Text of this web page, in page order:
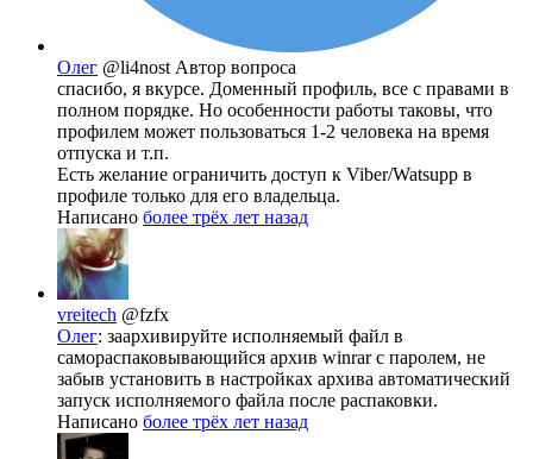
Олег @li4nost Автор вопроса
спасибо, я вкурсе. Доменный профиль, все с правами в
полном порядке. Но особенности работы таковы, что
профилем может пользоваться 1-2 человека на время
отпуска и т.п.
Есть желание ограничить доступ к Viber/Watsupp в
профиле только для его владельца.
Написано более трёх лет назад
vreitech @fzfx
Олег: заархивируйте исполняемый файл в
самораспаковывающийся архив winrar с паролем, не
забыв установить в настройках архива автоматический
запуск исполняемого файла после распаковки.
Написано более трёх лет назад